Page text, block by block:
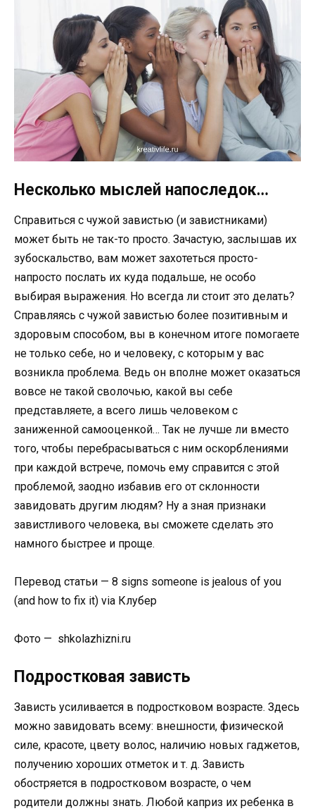
Несколько мыслей напоследок…
Справиться с чужой завистью (и завистниками)
может быть не так-то просто. Зачастую, заслышав их
зубоскальство, вам может захотеться просто-
напросто послать их куда подальше, не особо
выбирая выражения. Но всегда ли стоит это делать?
Справляясь с чужой завистью более позитивным и
здоровым способом, вы в конечном итоге помогаете
не только себе, но и человеку, с которым у вас
возникла проблема. Ведь он вполне может оказаться
вовсе не такой сволочью, какой вы себе
представляете, а всего лишь человеком с
заниженной самооценкой… Так не лучше ли вместо
того, чтобы перебрасываться с ним оскорблениями
при каждой встрече, помочь ему справится с этой
проблемой, заодно избавив его от склонности
завидовать другим людям? Ну а зная признаки
завистливого человека, вы сможете сделать это
намного быстрее и проще.
Перевод статьи — 8 signs someone is jealous of you
(and how to fix it) via Клубер
Фото — shkolazhizni.ru
Подростковая зависть
Зависть усиливается в подростковом возрасте. Здесь
можно завидовать всему: внешности, физической
силе, красоте, цвету волос, наличию новых гаджетов,
получению хороших отметок и т. д. Зависть
обостряется в подростковом возрасте, о чем
родители должны знать. Любой каприз их ребенка в